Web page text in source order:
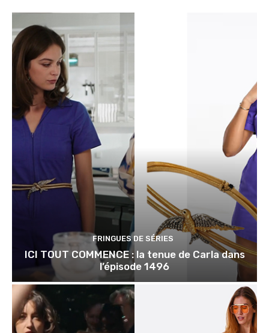
FRINGUES DE SÉRIES
ICI TOUT COMMENCE : la tenue de Carla dans
l’épisode 1496